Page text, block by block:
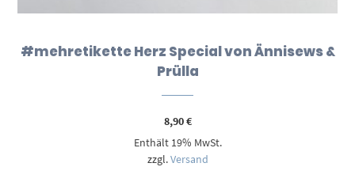
#mehretikette Herz Special von Ännisews &
Prülla
8,90€
Enthält 19% MwSt.
zzgl.Versand